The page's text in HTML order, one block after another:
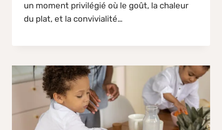
un moment privilégié où le goût, la chaleur
du plat, et la convivialité…